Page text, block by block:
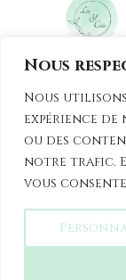
Nous
Nous
expérience
ou des
notre trafic.
vous